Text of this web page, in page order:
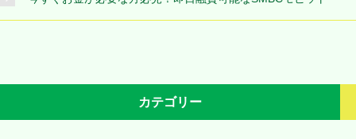
カテゴリー